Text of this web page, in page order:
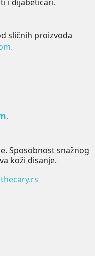
sličnih proizvoda
Sposobnost snažnog
koži disanje.